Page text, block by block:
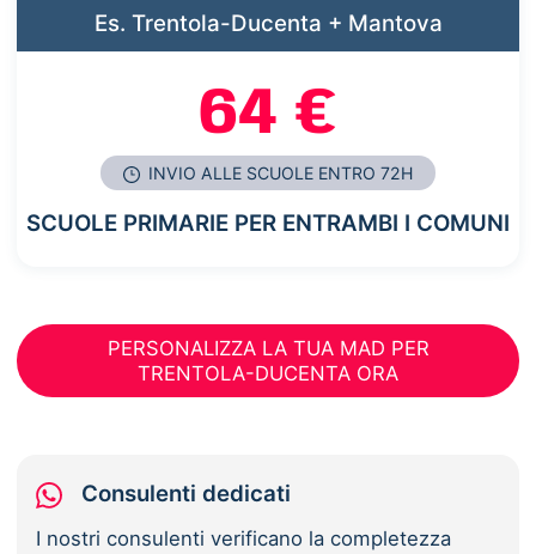
Es. Trentola-Ducenta + Mantova
64 €
INVIO ALLE SCUOLE ENTRO 72H
SCUOLE PRIMARIE PER ENTRAMBI I COMUNI
PERSONALIZZA LA TUA MAD PER
TRENTOLA-DUCENTA ORA
Consulenti dedicati
I nostri consulenti verificano la completezza